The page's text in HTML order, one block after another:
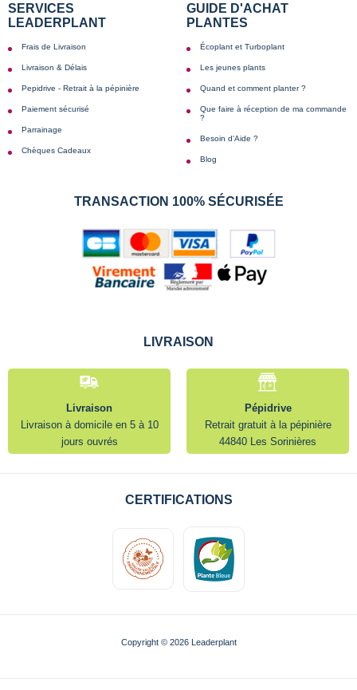
SERVICES
LEADERPLANT
Frais de Livraison
Livraison & Délais
Pepidrive - Retrait à la pépinière
Paiement sécurisé
Parrainage
Chèques Cadeaux
GUIDE D'ACHAT
PLANTES
Écoplant et Turboplant
Les jeunes plants
Quand et comment planter ?
Que faire à réception de ma commande
?
Besoin d'Aide ?
Blog
TRANSACTION 100% SÉCURISÉE
LIVRAISON
Livraison
Livraison à domicile en 5 à 10
jours ouvrés
Pépidrive
Retrait gratuit à la pépinière
44840 Les Sorinières
CERTIFICATIONS
Copyright © 2026 Leaderplant